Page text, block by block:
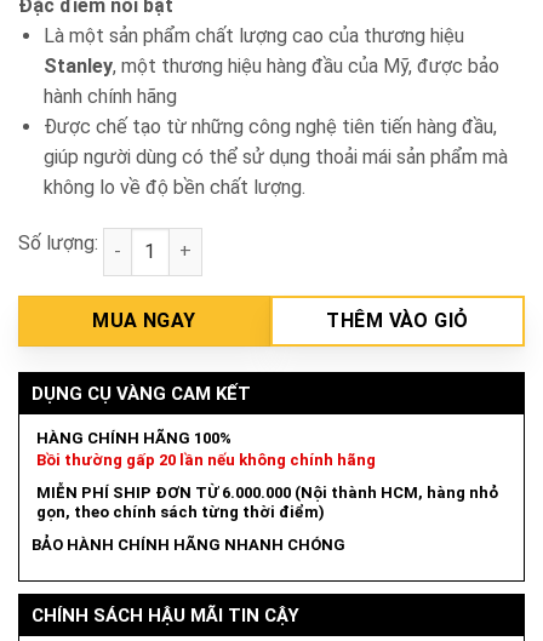
Đặc điểm nổi bật
Là một sản phẩm chất lượng cao của thương hiệu
Stanley, một thương hiệu hàng đầu của Mỹ, được bảo
hành chính hãng
Được chế tạo từ những công nghệ tiên tiến hàng đầu,
giúp người dùng có thể sử dụng thoải mái sản phẩm mà
không lo về độ bền chất lượng.
Số lượng: Bấm kim ghim Stanley TR45-S số lượng
MUA NGAY THÊM VÀO GIỎ
DỤNG CỤ VÀNG CAM KẾT
HÀNG CHÍNH HÃNG 100%
Bồi thường gấp 20 lần nếu không chính hãng
MIỄN PHÍ SHIP ĐƠN TỪ 6.000.000 (Nội thành HCM, hàng nhỏ
gọn, theo chính sách từng thời điểm)
BẢO HÀNH CHÍNH HÃNG NHANH CHÓNG
CHÍNH SÁCH HẬU MÃI TIN CẬY